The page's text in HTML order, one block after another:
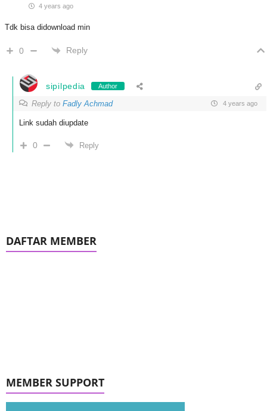
4 years ago
Tdk bisa didownload min
0 Reply
sipilpedia Author
Reply to Fadly Achmad 4 years ago
Link sudah diupdate
0 Reply
DAFTAR MEMBER
MEMBER SUPPORT